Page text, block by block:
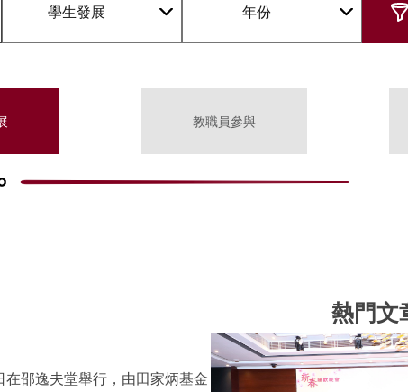
學生發展 年份
教職員參與
邵逸夫堂舉行，由田家炳基金
熱門文